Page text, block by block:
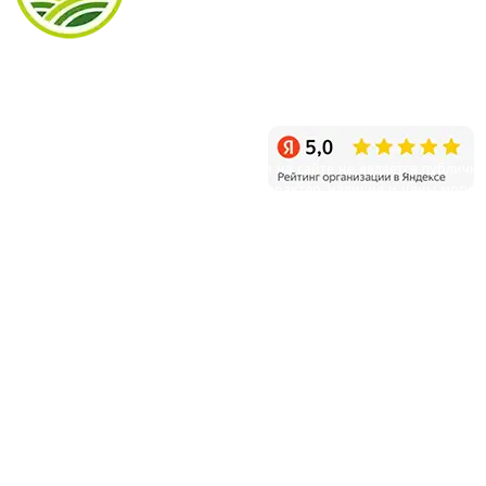
Уважаемые клиенты! Информация на сайте не является
офертой и несет справочный характер, наличие и цены могут